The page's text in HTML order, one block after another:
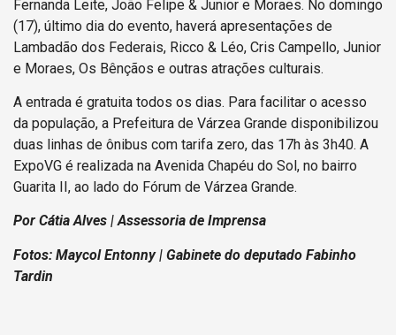
Fernanda Leite, João Felipe & Junior e Moraes. No domingo
(17), último dia do evento, haverá apresentações de
Lambadão dos Federais, Ricco & Léo, Cris Campello, Junior
e Moraes, Os Bênçãos e outras atrações culturais.
A entrada é gratuita todos os dias. Para facilitar o acesso
da população, a Prefeitura de Várzea Grande disponibilizou
duas linhas de ônibus com tarifa zero, das 17h às 3h40. A
ExpoVG é realizada na Avenida Chapéu do Sol, no bairro
Guarita II, ao lado do Fórum de Várzea Grande.
Por Cátia Alves | Assessoria de Imprensa
Fotos: Maycol Entonny | Gabinete do deputado Fabinho
Tardin